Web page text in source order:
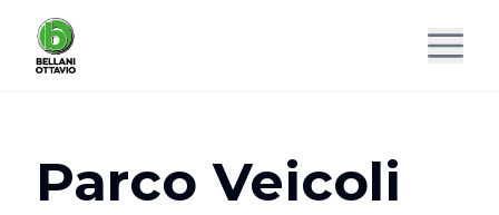
Parco Veicoli